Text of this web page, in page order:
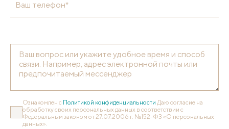
Ваш телефон*
Ознакомлен с Политикой конфиденциальности Даю согласие на
обработку своих персональных данных в соответствии с
Федеральным законом от 27.07.2006 г. №152-ФЗ «О персональных
данных».